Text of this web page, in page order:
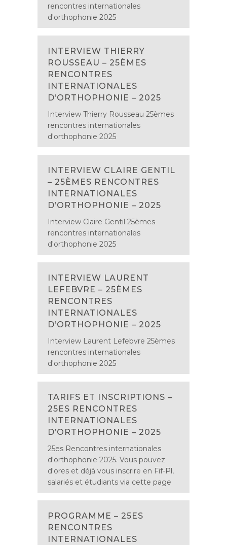
rencontres internationales
d'orthophonie 2025
INTERVIEW THIERRY
ROUSSEAU – 25ÈMES
RENCONTRES
INTERNATIONALES
D’ORTHOPHONIE – 2025
Interview Thierry Rousseau 25èmes
rencontres internationales
d'orthophonie 2025
INTERVIEW CLAIRE GENTIL
– 25ÈMES RENCONTRES
INTERNATIONALES
D’ORTHOPHONIE – 2025
Interview Claire Gentil 25èmes
rencontres internationales
d'orthophonie 2025
INTERVIEW LAURENT
LEFEBVRE – 25ÈMES
RENCONTRES
INTERNATIONALES
D’ORTHOPHONIE – 2025
Interview Laurent Lefebvre 25èmes
rencontres internationales
d'orthophonie 2025
TARIFS ET INSCRIPTIONS –
25ES RENCONTRES
INTERNATIONALES
D’ORTHOPHONIE – 2025
25es Rencontres internationales
d'orthophonie 2025. Vous pouvez
d'ores et déjà vous inscrire en Fif-Pl,
salariés et étudiants via cette page
PROGRAMME – 25ES
RENCONTRES
INTERNATIONALES